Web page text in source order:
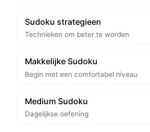
Sudoku strategieen
Technieken om beter te worden
Makkelijke Sudoku
Begin met een comfortabel niveau
Medium Sudoku
Dagelijkse oefening